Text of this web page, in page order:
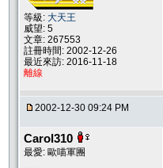
等級: 大天王
威望: 5
文章: 267553
註冊時間: 2002-12-26
最近來訪: 2016-11-18
離線
2002-12-30 09:24 PM
Carol310
最愛: 歐喵軍團